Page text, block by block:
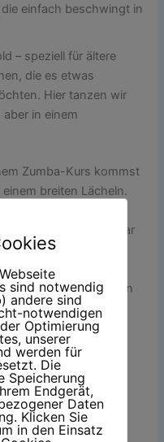
einfach beschwingt in
– speziell für ältere
die es etwas
Hier tanzen wir
in einem
Zumba-Kurs kommst
breiten Lächeln.
Reggaeton und
sind auch ein paar
von der letzten
und gute Laune stehen
selbst zwei linke
sind notwendig
andere sind
notwendigen
Optimierung
unserer
werden für
Die
Speicherung
Endgerät,
Daten
Klicken Sie
in den Einsatz